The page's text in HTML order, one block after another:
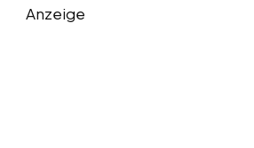
Anzeige